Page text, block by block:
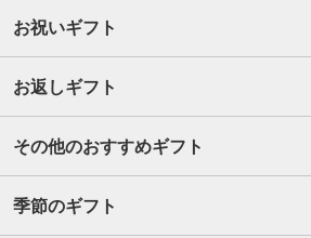
お祝いギフト
お返しギフト
その他のおすすめギフト
季節のギフト